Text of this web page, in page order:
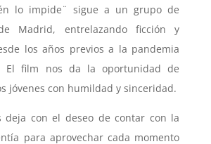
lo impide¨ sigue a un grupo de
Madrid, entrelazando ficción y
los años previos a la pandemia
El film nos da la oportunidad de
jóvenes con humildad y sinceridad.
deja con el deseo de contar con la
para aprovechar cada momento